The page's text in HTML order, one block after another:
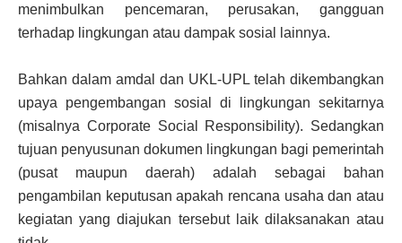
menimbulkan pencemaran, perusakan, gangguan
terhadap lingkungan atau dampak sosial lainnya.
Bahkan dalam amdal dan UKL-UPL telah dikembangkan
upaya pengembangan sosial di lingkungan sekitarnya
(misalnya Corporate Social Responsibility). Sedangkan
tujuan penyusunan dokumen lingkungan bagi pemerintah
(pusat maupun daerah) adalah sebagai bahan
pengambilan keputusan apakah rencana usaha dan atau
kegiatan yang diajukan tersebut laik dilaksanakan atau